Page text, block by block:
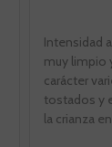
Intensidad
muy limpio
carácter
tostados y
la crianza